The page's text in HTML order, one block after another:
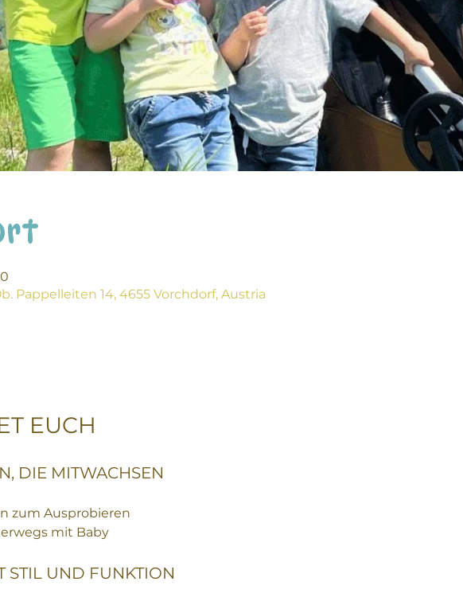
Pappelleiten 14, 4655 Vorchdorf, Austria
EUCH
DIE MITWACHSEN
zum Ausprobieren
mit Baby
STIL UND FUNKTION